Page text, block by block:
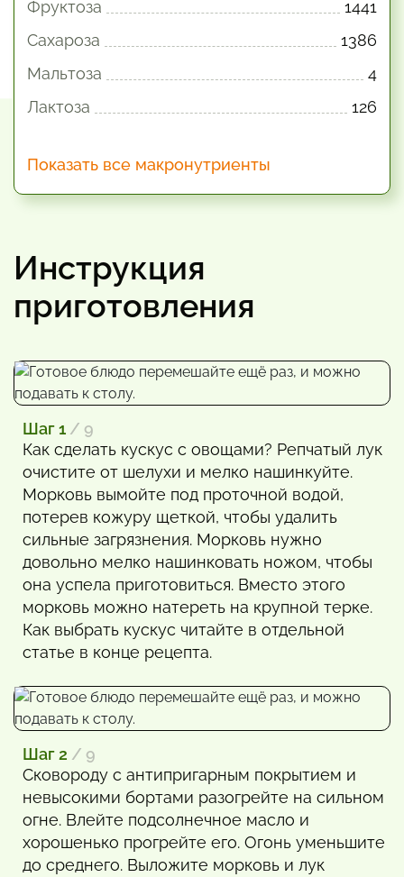
Фруктоза
1441
Сахароза
1386
Мальтоза
4
Лактоза
126
Показать все макронутриенты
Инструкция
приготовления
Шаг 1 / 9
Как сделать кускус с овощами? Репчатый лук
очистите от шелухи и мелко нашинкуйте.
Морковь вымойте под проточной водой,
потерев кожуру щеткой, чтобы удалить
сильные загрязнения. Морковь нужно
довольно мелко нашинковать ножом, чтобы
она успела приготовиться. Вместо этого
морковь можно натереть на крупной терке.
Как выбрать кускус читайте в отдельной
статье в конце рецепта.
Шаг 2 / 9
Сковороду с антипригарным покрытием и
невысокими бортами разогрейте на сильном
огне. Влейте подсолнечное масло и
хорошенько прогрейте его. Огонь уменьшите
до среднего. Выложите морковь и лук